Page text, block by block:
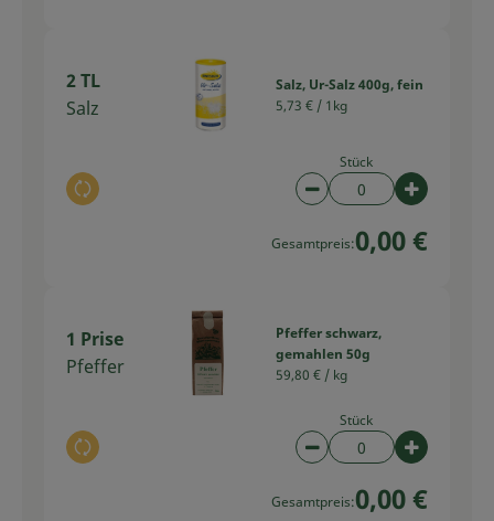
2 TL
Salz
Auswahl ändern
Salz, Ur-Salz 400g, fein
5,73 € / 1kg
Stück
Artikelanzahl
Gesamtpreis:0,00 €
1 Prise
Pfeffer
Auswahl ändern
Pfeffer schwarz,
gemahlen 50g
59,80 € / kg
Stück
Artikelanzahl
Gesamtpreis:0,00 €